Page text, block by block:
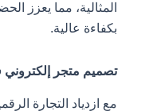
المثالية، مما يعزز
بكفاءة عالية.
تصميم متجر إلكتروني
مع ازدياد التجارة